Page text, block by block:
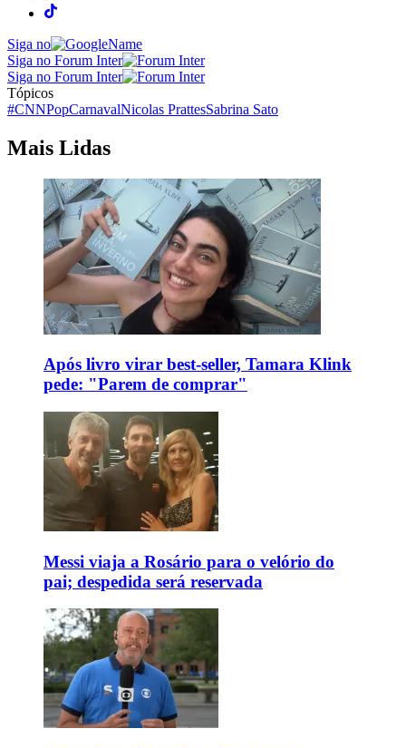
Siga no
Siga no Forum Inter
Siga no Forum Inter
Tópicos
#CNNPopCarnavalNicolas PrattesSabrina Sato
Mais Lidas
Após livro virar best-seller, Tamara Klink
pede: "Parem de comprar"
Messi viaja a Rosário para o velório do
pai; despedida será reservada